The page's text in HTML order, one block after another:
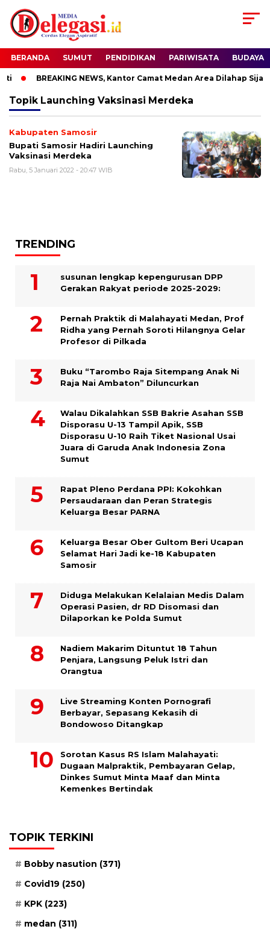
BERANDA SUMUT PENDIDIKAN PARIWISATA BUDAYA
BREAKING NEWS, Kantor Camat Medan Area Dilahap
Topik Launching Vaksinasi Merdeka
Kabupaten Samosir
Bupati Samosir Hadiri Launching
Vaksinasi Merdeka
Rabu, 5 Januari 2022 - 20:47 WIB
TRENDING
susunan lengkap kepengurusan DPP
Gerakan Rakyat periode 2025-2029:
Pernah Praktik di Malahayati Medan, Prof
Ridha yang Pernah Soroti Hilangnya Gelar
Profesor di Pilkada
Buku “Tarombo Raja Sitempang Anak Ni
Raja Nai Ambaton” Diluncurkan
Walau Dikalahkan SSB Bakrie Asahan SSB
Disporasu U-13 Tampil Apik, SSB
Disporasu U-10 Raih Tiket Nasional Usai
Juara di Garuda Anak Indonesia Zona
Sumut
Rapat Pleno Perdana PPI: Kokohkan
Persaudaraan dan Peran Strategis
Keluarga Besar PARNA
Keluarga Besar Ober Gultom Beri Ucapan
Selamat Hari Jadi ke-18 Kabupaten
Samosir
Diduga Melakukan Kelalaian Medis Dalam
Operasi Pasien, dr RD Disomasi dan
Dilaporkan ke Polda Sumut
​Nadiem Makarim Dituntut 18 Tahun
Penjara, Langsung Peluk Istri dan
Orangtua
Live Streaming Konten Pornografi
Berbayar, Sepasang Kekasih di
Bondowoso Ditangkap
Sorotan Kasus RS Islam Malahayati:
Dugaan Malpraktik, Pembayaran Gelap,
Dinkes Sumut Minta Maaf dan Minta
Kemenkes Bertindak
TOPIK TERKINI
Bobby nasution (371)
Covid19 (250)
KPK (223)
medan (311)